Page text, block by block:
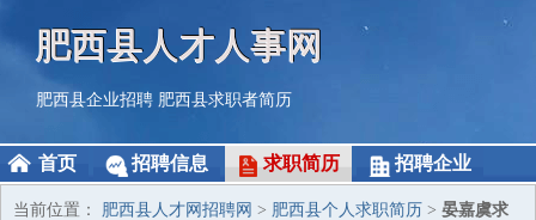
肥西县人才人事网
肥西县企业招聘 肥西县求职者简历
首页 招聘信息 求职简历 招聘企业
当前位置： 肥西县人才网招聘网 > 肥西县个人求职简历 > 晏嘉虞求